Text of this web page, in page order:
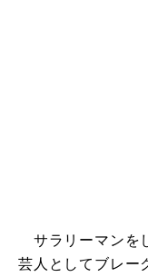
サラリーマンを
芸人としてブレー